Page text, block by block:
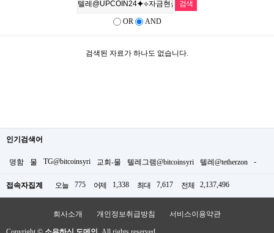
OR AND
검색된 자료가 하나도 없습니다.
인기검색어
명함 물 TG@bitcoinsyri 교회-물 텔레그램@bitcoinsyri 텔레@tetherzon -
접속자집계 오늘 775 어제 1,338 최대 7,617 전체 2,137,496
회사소개 개인정보취급방침 서비스이용약관